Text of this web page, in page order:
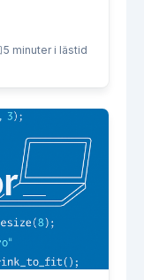
5 minuter i lästid